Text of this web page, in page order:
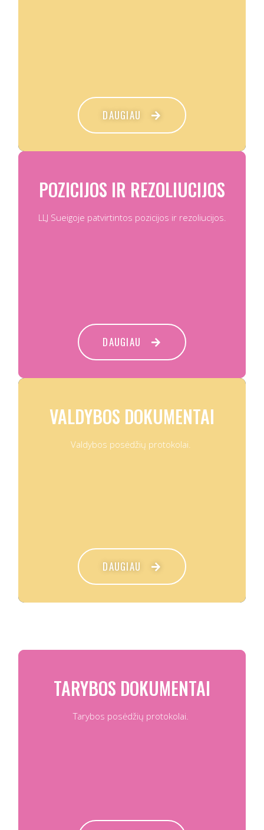
DAUGIAU
POZICIJOS IR REZOLIUCIJOS
LLJ Sueigoje patvirtintos pozicijos ir rezoliucijos.
DAUGIAU
VALDYBOS DOKUMENTAI
Valdybos posėdžių protokolai.
DAUGIAU
TARYBOS DOKUMENTAI
Tarybos posėdžių protokolai.